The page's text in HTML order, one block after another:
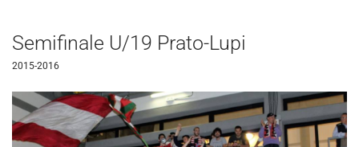
Semifinale U/19 Prato-Lupi
2015-2016